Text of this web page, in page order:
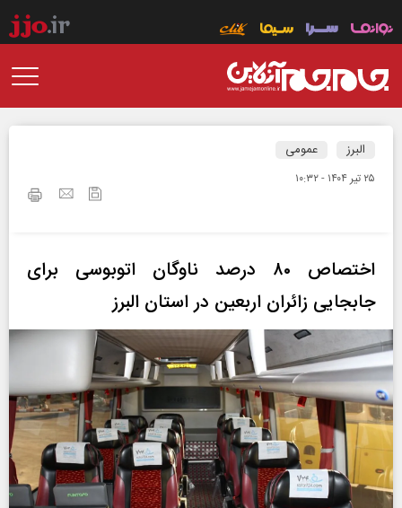
البرز عمومی
۲۵ تير ۱۴۰۴ - ۱۰:۳۲
اختصاص ۸۰ درصد ناوگان اتوبوسی برای
جابجایی زائران اربعین در استان البرز